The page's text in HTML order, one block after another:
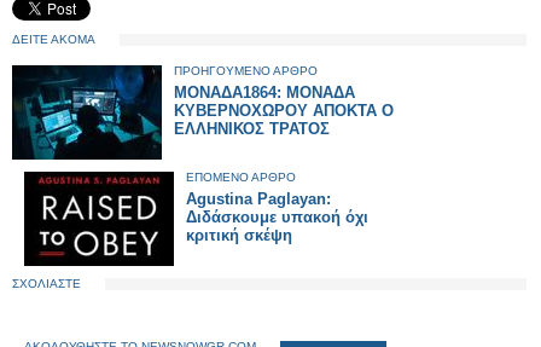
ΔΕΙΤΕ ΑΚΟΜΑ
ΠΡΟΗΓΟΥΜΕΝΟ ΑΡΘΡΟ
ΜΟΝΑΔΑ1864: ΜΟΝΑΔΑ
ΚΥΒΕΡΝΟΧΩΡΟΥ ΑΠΟΚΤΑ Ο
ΕΛΛΗΝΙΚΟΣ ΤΡΑΤΟΣ
ΕΠΟΜΕΝΟ ΑΡΘΡΟ
Agustina Paglayan:
Διδάσκουμε υπακοή όχι
κριτική σκέψη
ΣΧΟΛΙΑΣΤΕ